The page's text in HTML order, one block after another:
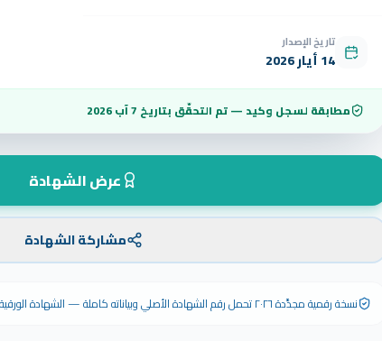
تاريخ الإصدار
14 أيار 2026
مطابقة لسجل وكيد — تم التحقّق بتاريخ 7 آب 2026
عرض الشهادة
مشاركة الشهادة
نسخة رقمية مجدَّدة ٢٠٢٦ تحمل رقم الشهادة الأصلي وبياناته كاملة — الشهادة الورقية الأصلية تبقى سارية المفعول.